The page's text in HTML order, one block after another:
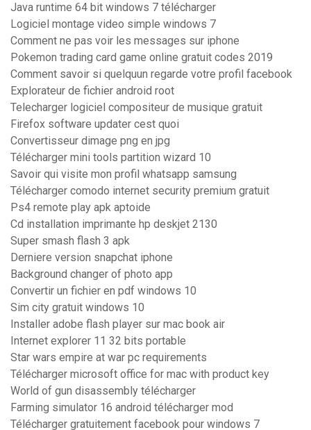
Java runtime 64 bit windows 7 télécharger
Logiciel montage video simple windows 7
Comment ne pas voir les messages sur iphone
Pokemon trading card game online gratuit codes 2019
Comment savoir si quelquun regarde votre profil facebook
Explorateur de fichier android root
Telecharger logiciel compositeur de musique gratuit
Firefox software updater cest quoi
Convertisseur dimage png en jpg
Télécharger mini tools partition wizard 10
Savoir qui visite mon profil whatsapp samsung
Télécharger comodo internet security premium gratuit
Ps4 remote play apk aptoide
Cd installation imprimante hp deskjet 2130
Super smash flash 3 apk
Derniere version snapchat iphone
Background changer of photo app
Convertir un fichier en pdf windows 10
Sim city gratuit windows 10
Installer adobe flash player sur mac book air
Internet explorer 11 32 bits portable
Star wars empire at war pc requirements
Télécharger microsoft office for mac with product key
World of gun disassembly télécharger
Farming simulator 16 android télécharger mod
Télécharger gratuitement facebook pour windows 7